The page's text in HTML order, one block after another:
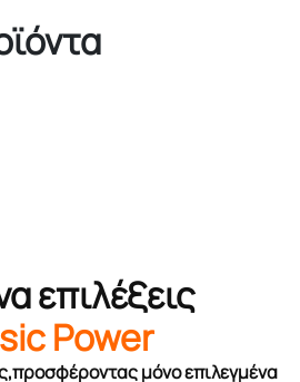
επιλέξεις
Power
μόνο επιλεγμένα